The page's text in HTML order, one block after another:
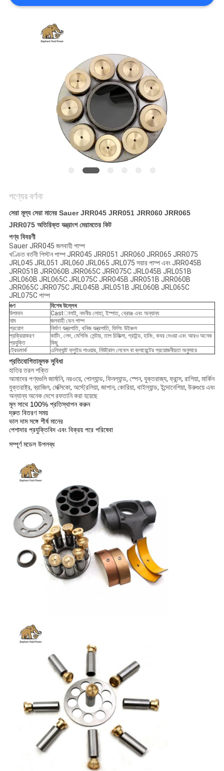
পণ্যের বর্ণনা
সেরা মূল্য সেরা মানের Sauer JRR045 JRR051 JRR060 JRR065
JRR075 অতিরিক্ত যন্ত্রাংশ মেরামতের কিট
পণ্য বিবরণী
Sauer JRR045 জলবাহী পাম্প
খণ্ডিত বর্তনী পিস্টন পাম্প JRR045 JRR051 JRR060 JRR065 JRR075
JRL045 JRL051 JRL060 JRL065 JRL075 সয়ার পাম্প এবং JRR045B
JRR051B JRR060B JRR065C JRR075C JRL045B JRL051B
JRL060B JRL065C JRL075C JRR045B JRR051B JRR060B
JRR065C JRR075C JRL045B JRL051B JRL060B JRL065C
JRL075C পাম্প
গুণ
বিশেষ উল্লেখ
উপাদান
Castালাই, নমনীয় লোহা, ইস্পাত, ব্রোঞ্জ এবং অন্যান্য
নাম
জলবাহী ভেন পাম্প
প্রয়োগ
নির্মাণ যন্ত্রপাতি, খনিজ যন্ত্রপাতি, ফিশিং উইঞ্চস
প্রক্রিয়াকরণ
প্রযুক্তি
কাটিং, লেদ, মেশিনিং সেন্টার, তাপ চিকিত্সা, গ্রাইন্ড, হানিং, কবর দেওয়া এবং আরও অনেক
কিছু
ট্রেডমার্ক
এলিফ্যান্ট ফ্লুইড পাওয়ার, নিউট্রাল লেবেল বা ক্লায়েন্টের প্রয়োজনীয়তা অনুসারে
প্রতিযোগিতামূলক সুবিধা
হাতির তরল শক্তি
আমাদের পণ্যগুলি জার্মানি, নরওয়ে, পোল্যান্ড, ফিনল্যান্ড, স্পেন, যুক্তরাজ্য, ফ্রান্স, রাশিয়া, মার্কিন
যুক্তরাষ্ট্র, ব্রাজিল, মেক্সিকো, অস্ট্রেলিয়া, জাপান, কোরিয়া, থাইল্যান্ড, ইন্দোনেশিয়া, উরুগুয়ে এবং
অন্যান্য অনেক দেশে রফতানি করা হয়েছে
মূল সাথে 100% প্রতিস্থাপন করুন
দ্রুত বিতরণ সময়
ভাল দাম সঙ্গে শীর্ষ মানের
পেশাদার প্রযুক্তিবিদ এবং বিক্রয় পরে পরিষেবা
সম্পূর্ণ মডেল উপলব্ধ